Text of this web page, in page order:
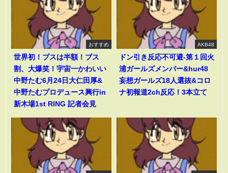
おすすめ
世界初！ブスは半額！ブス
割、大爆笑！宇宙一かわいい
中野たむ6月24日大仁田厚&
中野たむプロデュース興行in
新木場1st RING 記者会見
AKB48
ドン引き反応不可避-第１回火
浦ガールズメンバー&hur48
妄想ガールズ18人選抜&コロ
ナ初報道2ch反応！3本立て